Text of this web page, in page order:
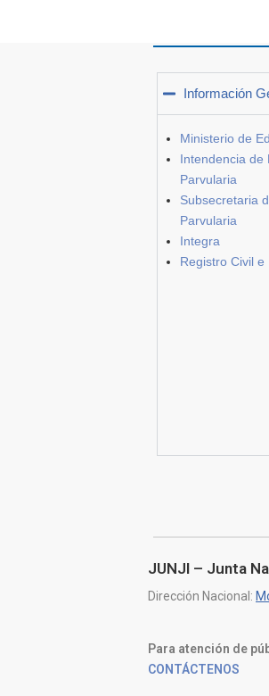
Información
Ministerio de
Intendencia de
Parvularia
Subsecretaria
Parvularia
Integra
Registro Civil e
JUNJI – Junta
Dirección Nacional:
Para atención de
CONTÁCTENOS